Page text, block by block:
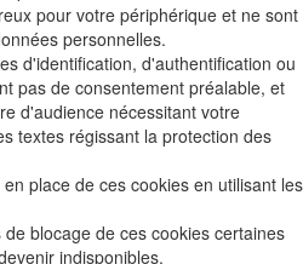
pour votre périphérique et ne sont
personnelles.
d'identification, d'authentification ou
pas de consentement préalable, et
d'audience nécessitant votre
textes régissant la protection des
place de ces cookies en utilisant les
blocage de ces cookies certaines
indisponibles.